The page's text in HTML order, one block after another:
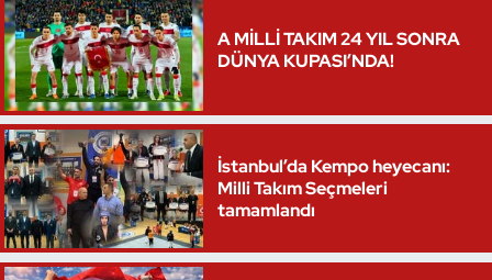
A MİLLİ TAKIM 24 YIL SONRA
DÜNYA KUPASI’NDA!
İstanbul’da Kempo heyecanı:
Milli Takım Seçmeleri
tamamlandı
Su Topu
Sualtı Sporları
Tekvando
Tenis
Triatlon